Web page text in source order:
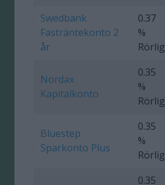
Swedbank
Fasträntekonto 2
år
0.37
%
Rörlig
Nordax
Kapitalkonto
0.35
%
Rörlig
Bluestep
Sparkonto Plus
0.35
%
Rörlig
0.35